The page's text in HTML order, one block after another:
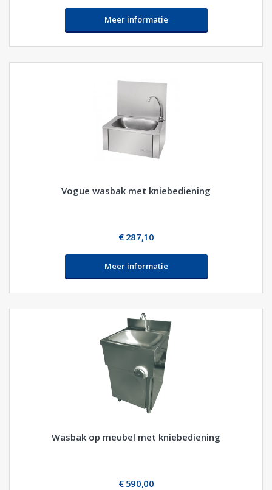
Meer informatie
Vogue wasbak met kniebediening
€ 287,10
Meer informatie
Wasbak op meubel met kniebediening
€ 590,00